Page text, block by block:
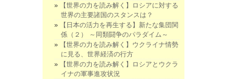
【世界の力を読み解く】ロシアに対する
世界の主要諸国のスタンスは？
【日本の活力を再生する】新たな集団関
係（２） ～同類闘争のパラダイム～
【世界の力を読み解く】ウクライナ情勢
に見る、世界経済の行方
【世界の力を読み解く】ロシアとウクラ
イナの軍事進攻状況